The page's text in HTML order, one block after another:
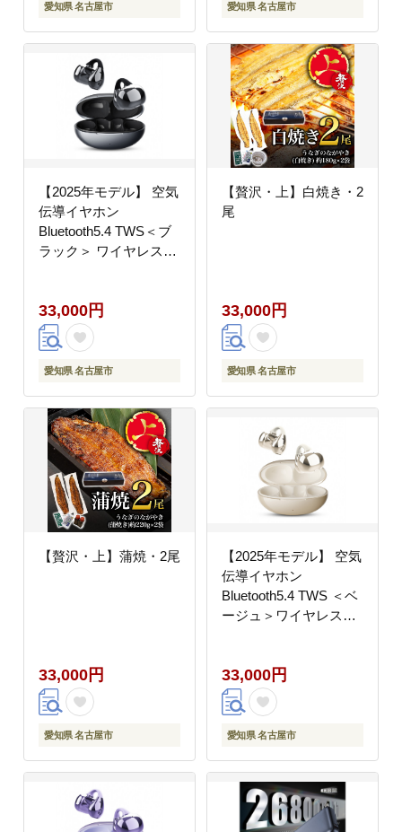
愛知県 名古屋市 愛知県 名古屋市
【2025年モデル】 空気
伝導イヤホン
Bluetooth5.4 TWS＜ブ
ラック＞ ワイヤレスイ
ENC ノイズキャンセリ
ング 単一指向性 自動ペ
アリング HiFi高音質 充
電ケース付き 安定装着
語取扱説明書 【PL保険
加入済み製品・安心】
33,000円
愛知県 名古屋市
【贅沢・上】白焼き・2
尾
33,000円
愛知県 名古屋市
【贅沢・上】蒲焼・2尾
33,000円
愛知県 名古屋市
【2025年モデル】 空気
伝導イヤホン
Bluetooth5.4 TWS ＜ベ
ージュ＞ワイヤレスイ
ENC ノイズキャンセリ
ング 単一指向性 自動ペ
アリング HiFi高音質 充
電ケース付き 安定装着
語取扱説明書 【PL保険
加入済み製品・安心】
33,000円
愛知県 名古屋市